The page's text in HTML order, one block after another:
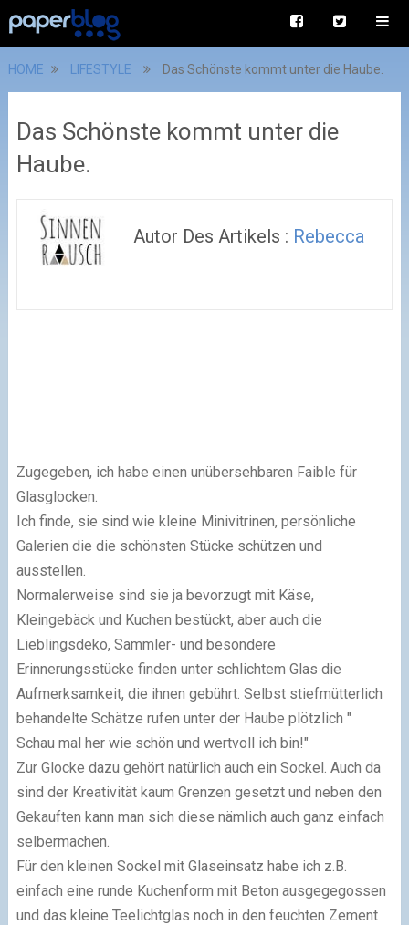
HOME LIFESTYLE Das Schönste kommt unter die Haube.
Das Schönste kommt unter die
Haube.
Autor Des Artikels : Rebecca
Zugegeben, ich habe einen unübersehbaren Faible für
Glasglocken.
Ich finde, sie sind wie kleine Minivitrinen, persönliche
Galerien die die schönsten Stücke schützen und
ausstellen.
Normalerweise sind sie ja bevorzugt mit Käse,
Kleingebäck und Kuchen bestückt, aber auch die
Lieblingsdeko, Sammler- und besondere
Erinnerungsstücke finden unter schlichtem Glas die
Aufmerksamkeit, die ihnen gebührt. Selbst stiefmütterlich
behandelte Schätze rufen unter der Haube plötzlich "
Schau mal her wie schön und wertvoll ich bin!"
Zur Glocke dazu gehört natürlich auch ein Sockel. Auch da
sind der Kreativität kaum Grenzen gesetzt und neben den
Gekauften kann man sich diese nämlich auch ganz einfach
selbermachen.
Für den kleinen Sockel mit Glaseinsatz habe ich z.B.
einfach eine runde Kuchenform mit Beton ausgegegossen
und das kleine Teelichtglas noch in den feuchten Zement